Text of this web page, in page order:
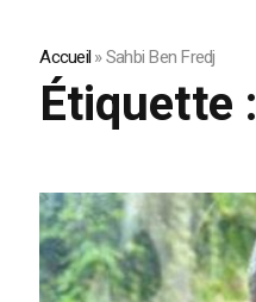
Accueil»Sahbi Ben Fredj
Étiquette :